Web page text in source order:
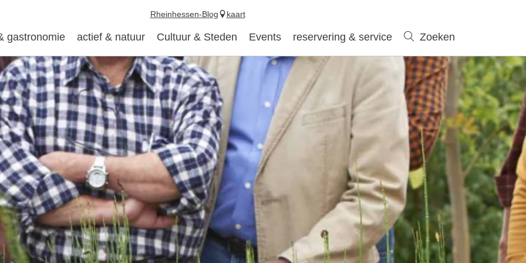
gastronomie actief & natuur Cultuur & Steden Events reservering & service Zoeken
Rheinhessen-Blog kaart